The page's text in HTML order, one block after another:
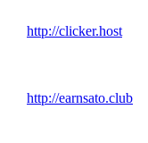
http://clicker.host
http://earnsato.club